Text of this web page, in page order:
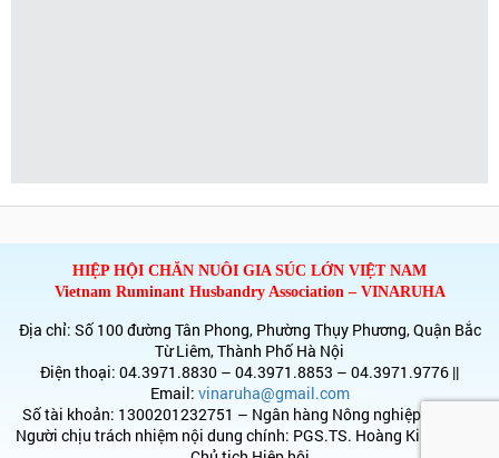
HIỆP HỘI CHĂN NUÔI GIA SÚC LỚN VIỆT NAM
Vietnam Ruminant Husbandry Association – VINARUHA
Địa chỉ: Số 100 đường Tân Phong, Phường Thụy Phương, Quận Bắc
Từ Liêm, Thành Phố Hà Nội
Điện thoại: 04.3971.8830 – 04.3971.8853 – 04.3971.9776 ||
Email: vinaruha@gmail.com
Số tài khoản: 1300201232751 – Ngân hàng Nông nghiệp & PTNT
Người chịu trách nhiệm nội dung chính: PGS.TS. Hoàng Kim Giao –